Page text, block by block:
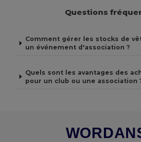
Questions
Comment gérer les stocks de
un événement d'association ?
Quels sont les avantages des
pour un club ou une association